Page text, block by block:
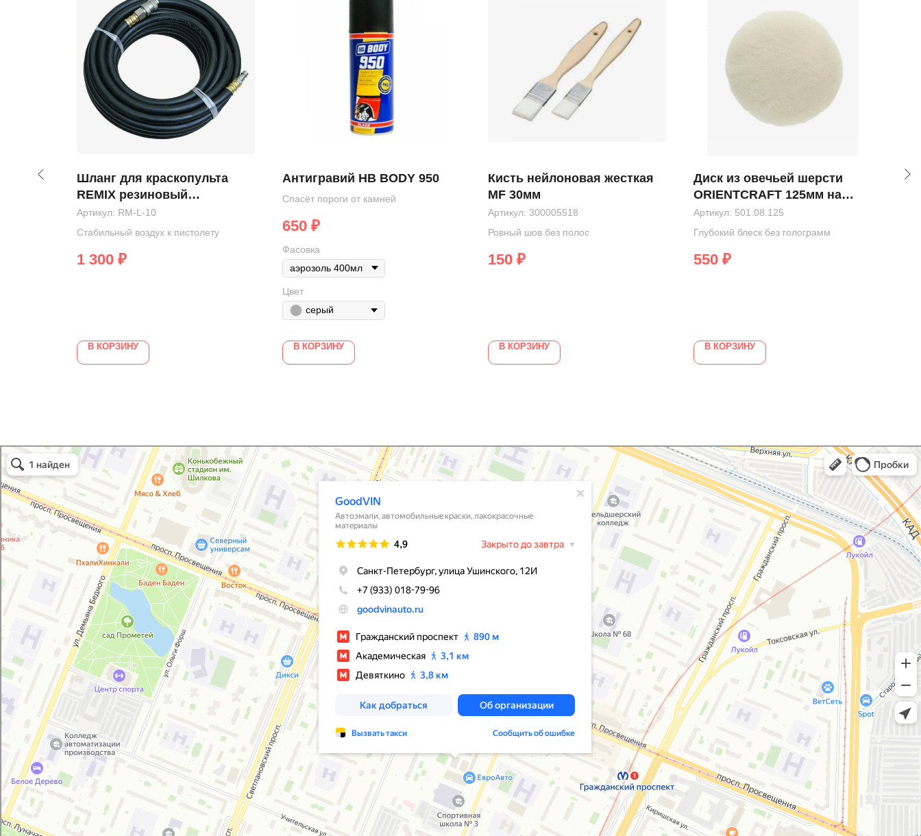
Шланг для краскопульта
REMIX резиновый
армированный d8х15 10м
Артикул: RM-L-10
Стабильный воздух к пистолету
1 300 ₽
В КОРЗИНУ
Антигравий HB BODY 950
Спасёт пороги от камней
650 ₽
Фасовка
Цвет
серый
В КОРЗИНУ
Кисть нейлоновая жесткая
MF 30мм
Артикул: 300005518
Ровный шов без полос
150 ₽
В КОРЗИНУ
Диск из овечьей шерсти
ORIENTCRAFT 125мм на
липучке
Артикул: 501.08.125
Глубокий блеск без голограмм
550 ₽
В КОРЗИНУ
GoodVIN
Автоэмали, автомобильные краски в Санкт‑Петербурге
Лакокрасочные материалы в Санкт‑Петербурге